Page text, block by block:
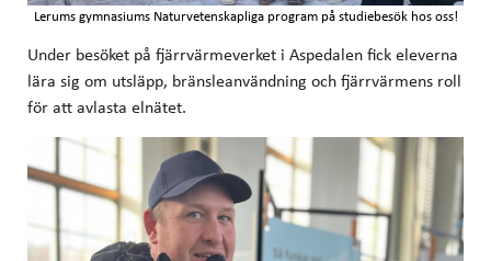
Lerums gymnasiums Naturvetenskapliga program på studiebesök hos oss!
Under besöket på fjärrvärmeverket i Aspedalen fick eleverna
lära sig om utsläpp, bränsleanvändning och fjärrvärmens roll
för att avlasta elnätet.